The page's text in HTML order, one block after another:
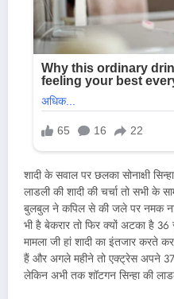
शादी के सवाल पर छलका सोनाक्षी
लाडली की शादी की चर्चा तो सभी के
बुलबुल ने कपिल से की जले पर नमक ना
भी है बेकरार तो फिर क्यों अटका है 36
मामला जी हां शादी का इंतजार करते
हैं और अगले महीने तो एक्ट्रेस अपने
लेकिन अभी तक शॉटगन सिन्हा की